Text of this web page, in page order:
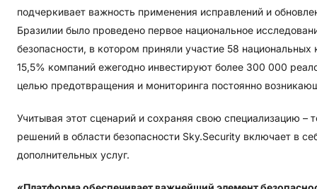
подчеркивает важность применения исправлений и
Бразилии было проведено первое национальное
безопасности, в котором приняли участие 58
15,5% компаний ежегодно инвестируют более 300 000
целью предотвращения и мониторинга постоянно
Учитывая этот сценарий и сохраняя свою специализацию –
решений в области безопасности Sky.Security включает в
дополнительных услуг.